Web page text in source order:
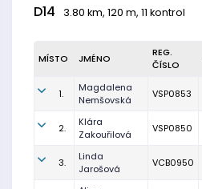
D14 3.80 km, 120 m, 11 kontrol
MÍSTO JMÉNO
REG.
ČÍSLO
1.
Magdalena
Nemšovská
VSP0853
2.
Klára
Zakouřilová
VSP0850
3.
Linda
Jarošová
VCB0950